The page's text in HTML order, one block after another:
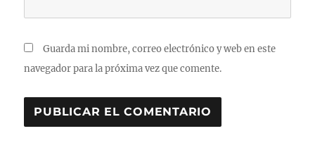
Guarda mi nombre, correo electrónico y web en este
navegador para la próxima vez que comente.